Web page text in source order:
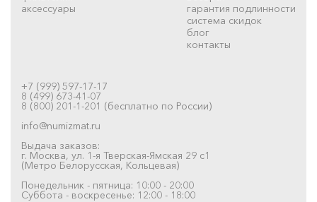
аксессуары
гарантия подлинности
система скидок
блог
контакты
+7 (999) 597-17-17
8 (499) 673-41-07
8 (800) 201-1-201 (бесплатно по России)
info@numizmat.ru
Выдача заказов:
г. Москва, ул. 1-я Тверская-Ямская 29 с1
(Метро Белорусская, Кольцевая)
Понедельник - пятница: 10:00 - 20:00
Суббота - воскресенье: 12:00 - 18:00